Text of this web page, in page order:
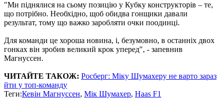
"Ми піднялися на сьому позицію у Кубку конструкторів – те,
що потрібно. Необхідно, щоб обидва гонщики давали
результат, тому що важко заробляти очки поодинці.
Для команди це хороша новина, і, безумовно, в останніх двох
гонках він зробив великий крок уперед", - запевнив
Магнуссен.
ЧИТАЙТЕ ТАКОЖ: Росберг: Міку Шумахеру не варто зараз
йти у топ-команду
Теги:Кевін Магнуссен, Мік Шумахер, Haas F1